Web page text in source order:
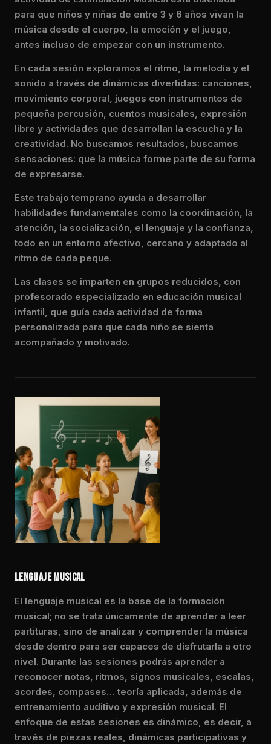
para que niños y niñas de entre 3 y 6 años vivan la
música desde el cuerpo, la emoción y el juego,
antes incluso de empezar con un instrumento.
En cada sesión exploramos el ritmo, la melodía y el
sonido a través de dinámicas divertidas: canciones,
movimiento corporal, juegos con instrumentos de
pequeña percusión, cuentos musicales, expresión
libre y actividades que desarrollan la escucha y la
creatividad. No buscamos resultados, buscamos
sensaciones: que la música forme parte de su forma
de expresarse.
Este trabajo temprano ayuda a desarrollar
habilidades fundamentales como la coordinación, la
atención, la socialización, el lenguaje y la confianza,
todo en un entorno afectivo, cercano y adaptado al
ritmo de cada peque.
Las clases se imparten en grupos reducidos, con
profesorado especializado en educación musical
infantil, que guía cada actividad de forma
personalizada para que cada niño se sienta
acompañado y motivado.
LENGUAJE MUSICAL
El lenguaje musical es la base de la formación
musical; no se trata únicamente de aprender a leer
partituras, sino de analizar y comprender la música
desde dentro para ser capaces de disfrutarla a otro
nivel. Durante las sesiones podrás aprender a
reconocer notas, ritmos, signos musicales, escalas,
acordes, compases… teoría aplicada, además de
entrenamiento auditivo y expresión musical. El
enfoque de estas sesiones es dinámico, es decir, a
través de piezas reales, dinámicas participativas y